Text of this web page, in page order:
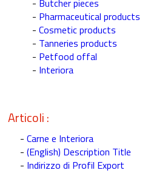
- Butcher pieces
- Pharmaceutical products
- Cosmetic products
- Tanneries products
- Petfood offal
- Interiora
Articoli :
- Carne e Interiora
- (English) Description Title
- Indirizzo di Profil Export